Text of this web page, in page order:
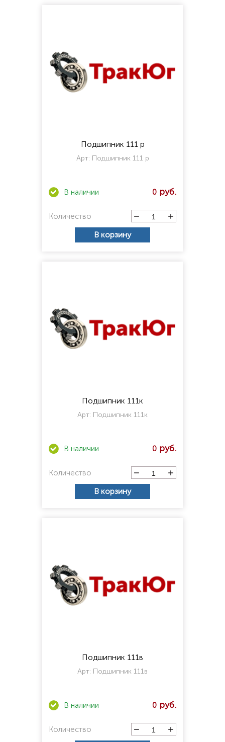
Подшипник 111 р
Арт: Подшипник 111 р
0
Количество
В корзину
Подшипник 111к
Арт: Подшипник 111к
0
Количество
В корзину
Подшипник 111в
Арт: Подшипник 111в
0
Количество